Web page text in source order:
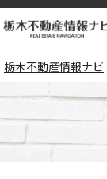
栃木不動産情報ナビ